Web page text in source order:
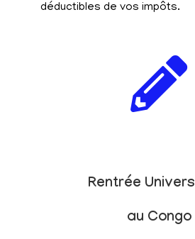
déductibles de vos impôts.
Rentrée
au Congo